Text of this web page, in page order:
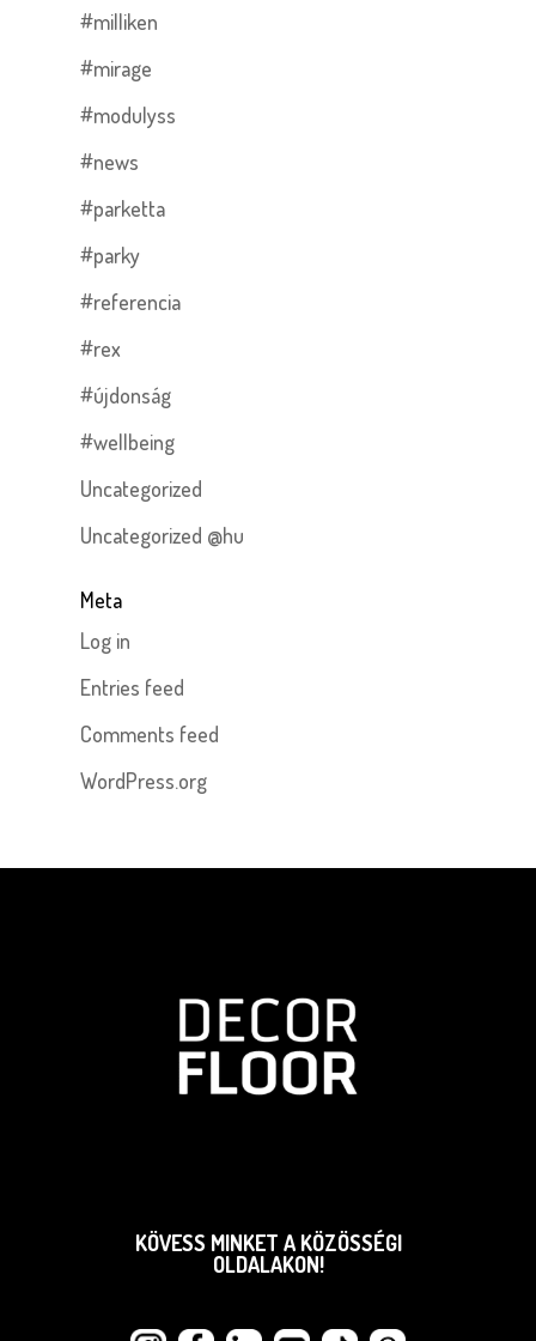
#milliken
#mirage
#modulyss
#news
#parketta
#parky
#referencia
#rex
#újdonság
#wellbeing
Uncategorized
Uncategorized @hu
Meta
Log in
Entries feed
Comments feed
WordPress.org
KÖVESS MINKET A KÖZÖSSÉGI
OLDALAKON!